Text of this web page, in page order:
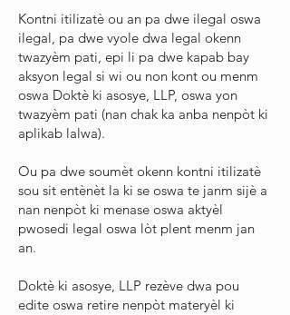
Kontni itilizatè ou an pa dwe ilegal oswa
ilegal, pa dwe vyole dwa legal okenn
twazyèm pati, epi li pa dwe kapab bay
aksyon legal si wi ou non kont ou menm
oswa Doktè ki asosye, LLP, oswa yon
twazyèm pati (nan chak ka anba nenpòt ki
aplikab lalwa).
Ou pa dwe soumèt okenn kontni itilizatè
sou sit entènèt la ki se oswa te janm sijè a
nan nenpòt ki menase oswa aktyèl
pwosedi legal oswa lòt plent menm jan
an.
Doktè ki asosye, LLP rezève dwa pou
edite oswa retire nenpòt materyèl ki